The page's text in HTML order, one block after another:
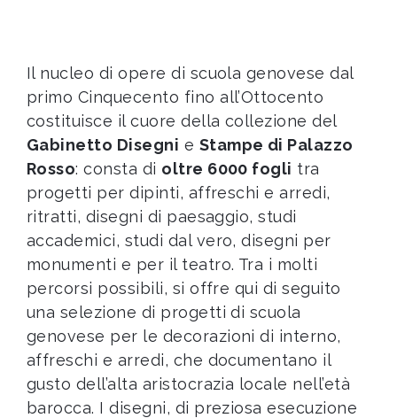
Il nucleo di opere di scuola genovese dal
primo Cinquecento fino all’Ottocento
costituisce il cuore della collezione del
Gabinetto Disegni e Stampe di Palazzo
Rosso: consta di oltre 6000 fogli tra
progetti per dipinti, affreschi e arredi,
ritratti, disegni di paesaggio, studi
accademici, studi dal vero, disegni per
monumenti e per il teatro. Tra i molti
percorsi possibili, si offre qui di seguito
una selezione di progetti di scuola
genovese per le decorazioni di interno,
affreschi e arredi, che documentano il
gusto dell’alta aristocrazia locale nell’età
barocca. I disegni, di preziosa esecuzione